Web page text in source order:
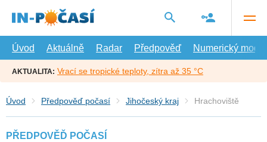
hlavní
Úvod
Aktuálně Radar Předpověď Numerický model
AKTUALITA: Vrací se tropické teploty, zítra až 35 °C
Úvod Předpověď počasí Jihočeský kraj Hrachoviště
PŘEDPOVĚĎ POČASÍ